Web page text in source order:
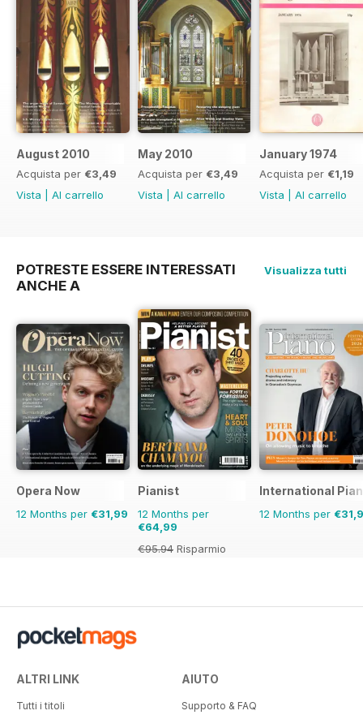
August 2010
Acquista per €3,49
Vista
Al carrello
May 2010
Acquista per €3,49
Vista
Al carrello
January 1974
Acquista per €1,19
Vista
Al carrello
POTRESTE ESSERE INTERESSATI
ANCHE A
Visualizza tutti
Opera Now
12 Months per €31,99
Pianist
12 Months per
€64,99
€95.94 Risparmio
International
12 Months per
ALTRI LINK
Tutti i titoli
AIUTO
Supporto & FAQ